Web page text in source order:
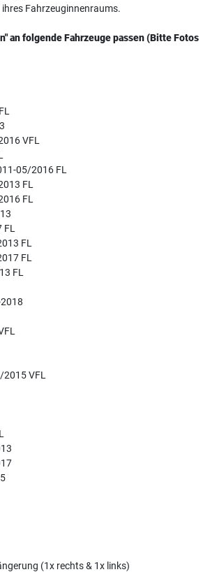
Fahrzeuginnenraums.
an folgende Fahrzeuge passen (Bitte Fotos
VFL
05/2016 FL
FL
FL
FL
FL
FL
VFL
(1x rechts & 1x links)